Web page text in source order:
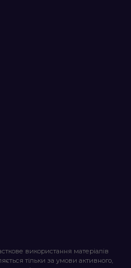
використання матеріалів
тільки за умови активного,